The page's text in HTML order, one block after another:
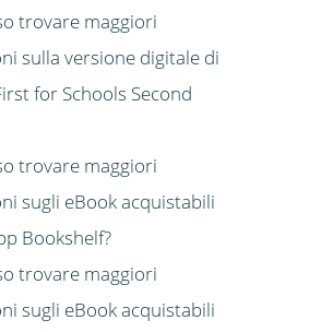
trovare maggiori
sulla versione digitale di
for Schools Second
trovare maggiori
sugli eBook acquistabili
Bookshelf?
trovare maggiori
sugli eBook acquistabili